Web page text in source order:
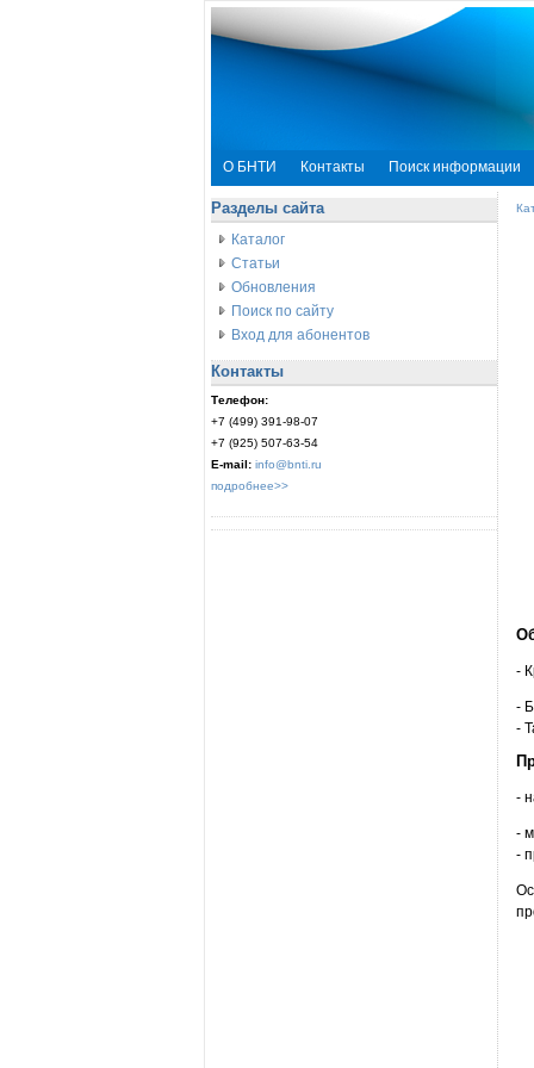
О БНТИ Контакты Поиск информации
Разделы сайта
Каталог
Статьи
Обновления
Поиск по сайту
Вход для абонентов
Контакты
Телефон:
+7 (499) 391-98-07
+7 (925) 507-63-54
E-mail: info@bnti.ru
подробнее>>
-
-
-
-
-
-